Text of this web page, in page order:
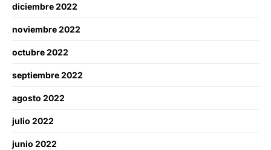
diciembre 2022
noviembre 2022
octubre 2022
septiembre 2022
agosto 2022
julio 2022
junio 2022